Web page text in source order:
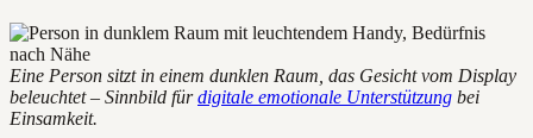
Eine Person sitzt in einem dunklen Raum, das Gesicht vom Display
beleuchtet – Sinnbild fürdigitale emotionale Unterstützung bei
Einsamkeit.